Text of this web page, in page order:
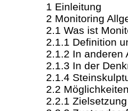
1 Einleitung
2 Monitoring
2.1 Was ist
2.1.1 Definition
2.1.2 In anderen
2.1.3 In der
2.1.4
2.2
2.2.1 Zielsetzung